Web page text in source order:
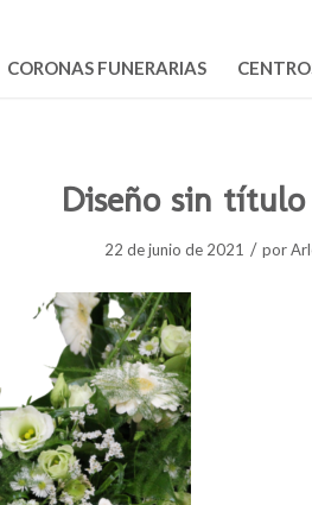
CORONAS FUNERARIAS
Diseño sin
22 de junio de 2021 / por